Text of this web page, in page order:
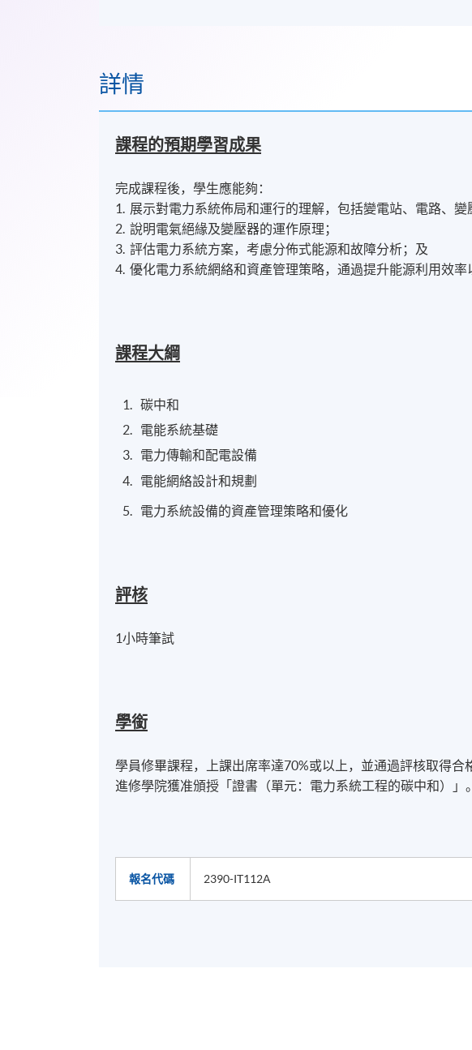
詳情
課程的預期學習成果
​完成課程後，學生應能夠：
1. 展示對電力系統佈局和運行的理解，包括變電站、電路、變
2. 說明電氣絕緣及變壓器的運作原理；
3. 評估電力系統方案，考慮分佈式能源和故障分析；及
4. 優化電力系統網絡和資產管理策略，通過提升能源利用效率
課程大綱
碳中和
電能系統基礎
電力傳輸和配電設備
電能網絡設計和規劃
電力系統設備的資產管理策略和優化
評核
1小時筆試
學銜
學員修畢課程，上課出席率達70%或以上，並通過評核取得
進修學院獲准頒授「證書（單元：電力系統工程的碳中和）」。
報名代碼 2390-IT112A